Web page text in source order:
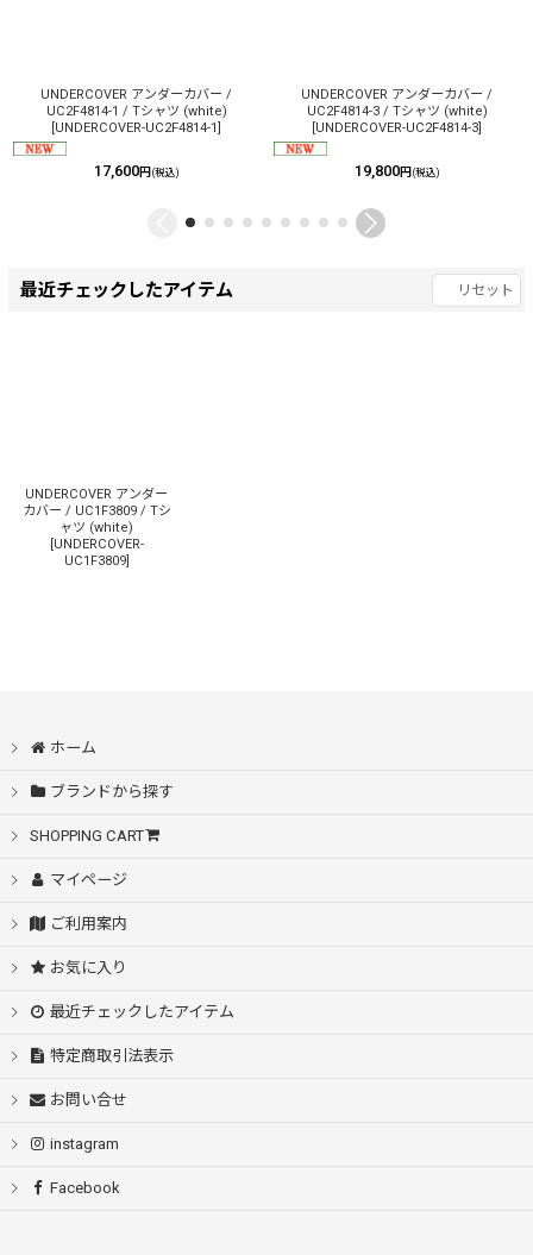
UNDERCOVER アンダーカバー /
UC2F4814-1 / Tシャツ (white)
[UNDERCOVER-UC2F4814-1]
17,600円 (税込)
UNDERCOVER アンダーカバー /
UC2F4814-3 / Tシャツ (white)
[UNDERCOVER-UC2F4814-3]
19,800円 (税込)
最近チェックしたアイテム リセット
UNDERCOVER アンダー
カバー / UC1F3809 / Tシ
ャツ (white)
[UNDERCOVER-
UC1F3809]
ホーム
ブランドから探す
SHOPPING CART
マイページ
ご利用案内
お気に入り
最近チェックしたアイテム
特定商取引法表示
お問い合せ
instagram
Facebook